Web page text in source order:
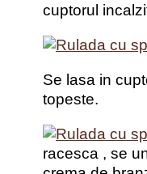
cuptorul
Se lasa in
topeste.
racesca , se